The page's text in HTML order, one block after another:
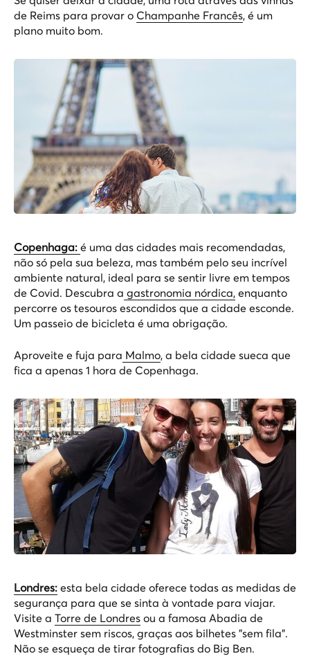
de Reims para provar o Champanhe Francês, é um
plano muito bom.
Copenhaga: é uma das cidades mais recomendadas,
não só pela sua beleza, mas também pelo seu incrível
ambiente natural, ideal para se sentir livre em tempos
de Covid. Descubra a gastronomia nórdica, enquanto
percorre os tesouros escondidos que a cidade esconde.
Um passeio de bicicleta é uma obrigação.
Aproveite e fuja para Malmo, a bela cidade sueca que
fica a apenas 1 hora de Copenhaga.
Londres: esta bela cidade oferece todas as medidas de
segurança para que se sinta à vontade para viajar.
Visite a Torre de Londres ou a famosa Abadia de
Westminster sem riscos, graças aos bilhetes "sem fila".
Não se esqueça de tirar fotografias do Big Ben.